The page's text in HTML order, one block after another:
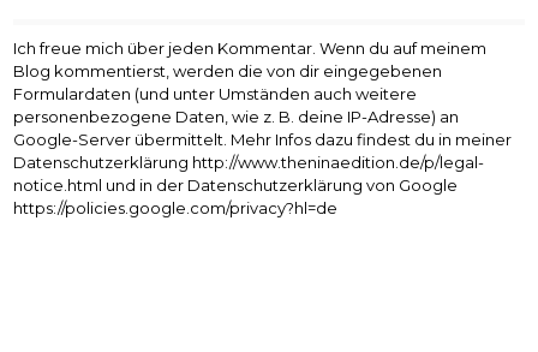
Ich freue mich über jeden Kommentar. Wenn du auf meinem
Blog kommentierst, werden die von dir eingegebenen
Formulardaten (und unter Umständen auch weitere
personenbezogene Daten, wie z. B. deine IP-Adresse) an
Google-Server übermittelt. Mehr Infos dazu findest du in meiner
Datenschutzerklärung http://www.theninaedition.de/p/legal-
notice.html und in der Datenschutzerklärung von Google
https://policies.google.com/privacy?hl=de